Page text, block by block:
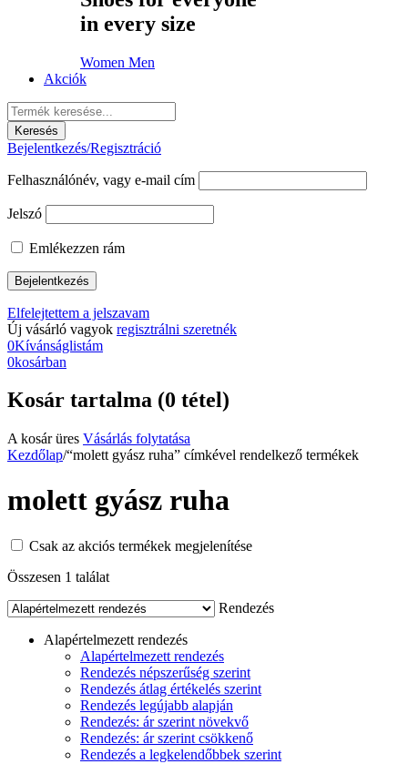
in every size
Women Men
Akciók
Bejelentkezés/Regisztráció
Felhasználónév, vagy e-mail cím
Jelszó
Emlékezzen rám
Elfelejtettem a jelszavam
Új vásárló vagyok regisztrálni szeretnék
0Kívánságlistám
0kosárban
Kosár tartalma (0 tétel)
A kosár üres Vásárlás folytatása
Kezdőlap/“molett gyász ruha” címkével rendelkező termékek
molett gyász ruha
Csak az akciós termékek megjelenítése
Összesen 1 találat
Rendezés
Alapértelmezett rendezés
Alapértelmezett rendezés
Rendezés népszerűség szerint
Rendezés átlag értékelés szerint
Rendezés legújabb alapján
Rendezés: ár szerint növekvő
Rendezés: ár szerint csökkenő
Rendezés a legkelendőbbek szerint